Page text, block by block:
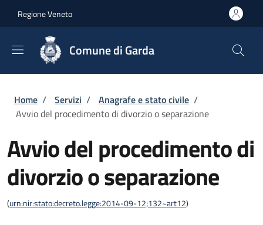
Regione Veneto
Comune di Garda
Briciole di pane
Home / Servizi / Anagrafe e stato civile /
Avvio del procedimento di divorzio o separazione
Avvio del procedimento di
divorzio o separazione
(urn:nir:stato:decreto.legge:2014-09-12;132~art12)